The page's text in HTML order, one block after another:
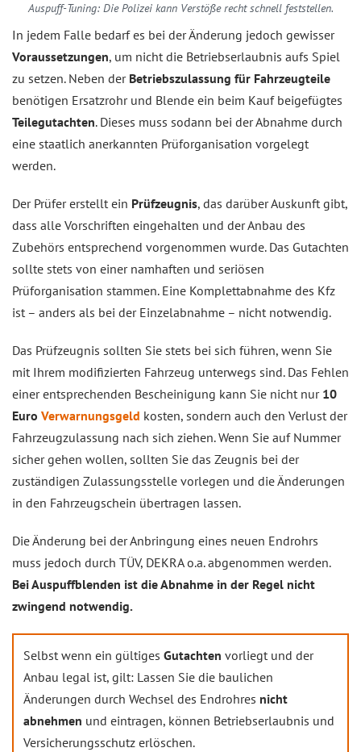
Auspuff-Tuning: Die Polizei kann Verstöße recht schnell feststellen.
In jedem Falle bedarf es bei der Änderung jedoch gewisser
Voraussetzungen, um nicht die Betriebserlaubnis aufs Spiel
zu setzen. Neben der Betriebszulassung für Fahrzeugteile
benötigen Ersatzrohr und Blende ein beim Kauf beigefügtes
Teilegutachten. Dieses muss sodann bei der Abnahme durch
eine staatlich anerkannten Prüforganisation vorgelegt
werden.
Der Prüfer erstellt ein Prüfzeugnis, das darüber Auskunft gibt,
dass alle Vorschriften eingehalten und der Anbau des
Zubehörs entsprechend vorgenommen wurde. Das Gutachten
sollte stets von einer namhaften und seriösen
Prüforganisation stammen. Eine Komplettabnahme des Kfz
ist – anders als bei der Einzelabnahme – nicht notwendig.
Das Prüfzeugnis sollten Sie stets bei sich führen, wenn Sie
mit Ihrem modifizierten Fahrzeug unterwegs sind. Das Fehlen
einer entsprechenden Bescheinigung kann Sie nicht nur 10
Euro Verwarnungsgeld kosten, sondern auch den Verlust der
Fahrzeugzulassung nach sich ziehen. Wenn Sie auf Nummer
sicher gehen wollen, sollten Sie das Zeugnis bei der
zuständigen Zulassungsstelle vorlegen und die Änderungen
in den Fahrzeugschein übertragen lassen.
Die Änderung bei der Anbringung eines neuen Endrohrs
muss jedoch durch TÜV, DEKRA o.a. abgenommen werden.
Bei Auspuffblenden ist die Abnahme in der Regel nicht
zwingend notwendig.
Selbst wenn ein gültiges Gutachten vorliegt und der
Anbau legal ist, gilt: Lassen Sie die baulichen
Änderungen durch Wechsel des Endrohres nicht
abnehmen und eintragen, können Betriebserlaubnis und
Versicherungsschutz erlöschen.